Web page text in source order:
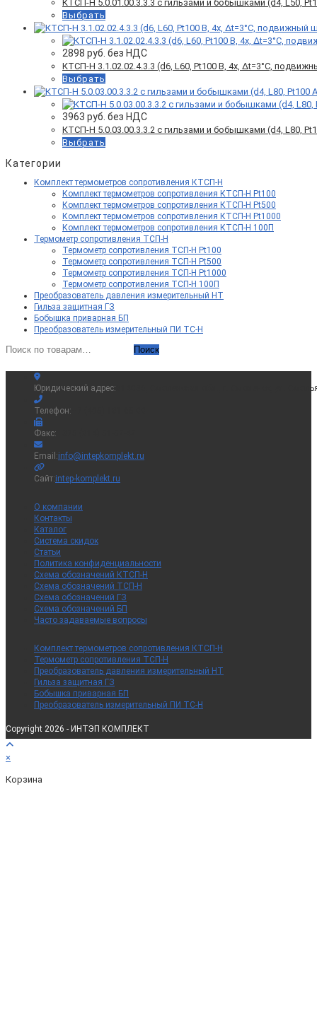
КТСП-Н 5.0.01.00.3.3.3 с гильзами и бобышками (d4, L50,
Выбрать
2898 руб. без НДС
КТСП-Н 3.1.02.02.4.3.3 (d6, L60, Pt100 B, 4х, Δt=3°C,
Выбрать
3963 руб. без НДС
КТСП-Н 5.0.03.00.3.3.2 с гильзами и бобышками (d4, L80,
Выбрать
Категории
Комплект термометров сопротивления КТСП-Н
Комплект термометров сопротивления КТСП-Н Pt100
Комплект термометров сопротивления КТСП-Н Pt500
Комплект термометров сопротивления КТСП-Н Pt1000
Комплект термометров сопротивления КТСП-Н 100П
Термометр сопротивления ТСП-Н
Термометр сопротивления ТСП-Н Pt100
Термометр сопротивления ТСП-Н Pt500
Термометр сопротивления ТСП-Н Pt1000
Термометр сопротивления ТСП-Н 100П
Преобразователь давления измерительный НТ
Гильза защитная ГЗ
Бобышка приварная БП
Преобразователь измерительный ПИ ТС-Н
Искать:
Поиск
Юридический адрес: 214036, Смоленская обл., г. Смоленск, ул.
Телефон:
Факс:
Email:info@intepkomplekt.ru
Сайт:intep-komplekt.ru
О компании
Контакты
Каталог
Система скидок
Статьи
Политика конфиденциальности
Схема обозначений КТСП-Н
Схема обозначений ТСП-Н
Схема обозначений ГЗ
Схема обозначений БП
Часто задаваемые вопросы
Комплект термометров сопротивления КТСП-Н
Термометр сопротивления ТСП-Н
Преобразователь давления измерительный НТ
Гильза защитная ГЗ
Бобышка приварная БП
Преобразователь измерительный ПИ ТС-Н
Copyright 2026 - ИНТЭП КОМПЛЕКТ
×
Корзина